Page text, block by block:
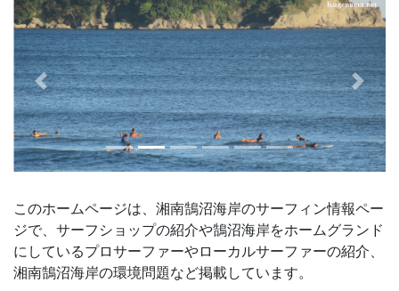
前に戻る 次に
このホームページは、湘南鵠沼海岸のサーフィン情報ペー
ジで、サーフショップの紹介や鵠沼海岸をホームグランド
にしているプロサーファーやローカルサーファーの紹介、
湘南鵠沼海岸の環境問題など掲載しています。